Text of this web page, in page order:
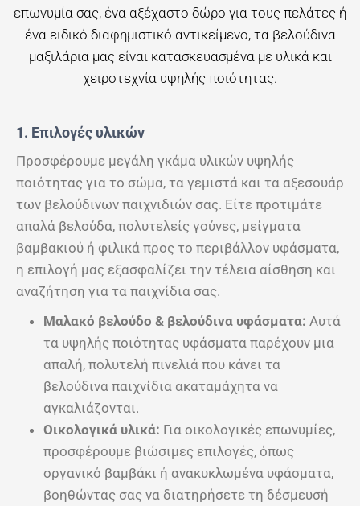
επωνυμία σας, ένα αξέχαστο δώρο για τους πελάτες ή
ένα ειδικό διαφημιστικό αντικείμενο, τα βελούδινα
μαξιλάρια μας είναι κατασκευασμένα με υλικά και
χειροτεχνία υψηλής ποιότητας.
1. Επιλογές υλικών
Προσφέρουμε μεγάλη γκάμα υλικών υψηλής
ποιότητας για το σώμα, τα γεμιστά και τα αξεσουάρ
των βελούδινων παιχνιδιών σας. Είτε προτιμάτε
απαλά βελούδα, πολυτελείς γούνες, μείγματα
βαμβακιού ή φιλικά προς το περιβάλλον υφάσματα,
η επιλογή μας εξασφαλίζει την τέλεια αίσθηση και
αναζήτηση για τα παιχνίδια σας.
Μαλακό βελούδο & βελούδινα υφάσματα: Αυτά
τα υψηλής ποιότητας υφάσματα παρέχουν μια
απαλή, πολυτελή πινελιά που κάνει τα
βελούδινα παιχνίδια ακαταμάχητα να
αγκαλιάζονται.
Οικολογικά υλικά: Για οικολογικές επωνυμίες,
προσφέρουμε βιώσιμες επιλογές, όπως
οργανικό βαμβάκι ή ανακυκλωμένα υφάσματα,
βοηθώντας σας να διατηρήσετε τη δέσμευσή